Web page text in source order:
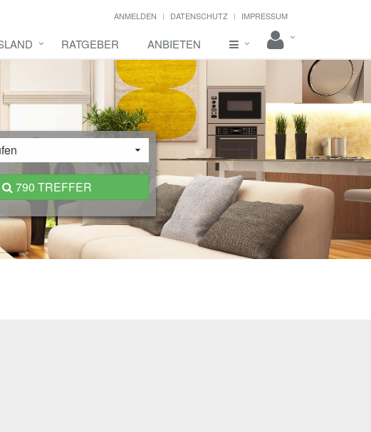
ANMELDEN DATENSCHUTZ IMPRESSUM
RATGEBER ANBIETEN
790 TREFFER